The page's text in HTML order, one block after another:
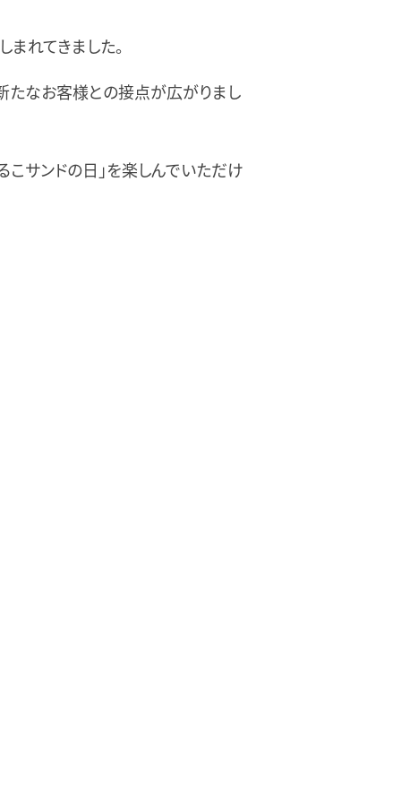
れてきました。
たなお客様との接点が広がりまし
こサンドの日」を楽しんでいただけ